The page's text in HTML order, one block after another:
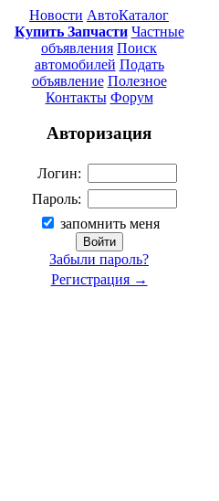
Новости АвтоКаталог
Купить Запчасти Частные
объявления Поиск
автомобилей Подать
объявление Полезное
Контакты Форум
Авторизация
Логин:
Пароль:
запомнить меня
Забыли пароль?
Регистрация →